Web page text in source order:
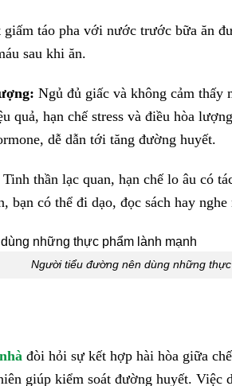
táo pha với nước trước bữa ăn
sau khi ăn.
Ngủ đủ giấc và không cảm thấy
quả, hạn chế stress và điều hòa
dễ dẫn tới tăng đường huyết.
Tinh thần lạc quan, hạn chế lo âu có
bạn có thể đi dạo, đọc sách hay nghe
Người tiểu đường nên dùng những
đòi hỏi sự kết hợp hài hòa giữa
giúp kiểm soát đường huyết.